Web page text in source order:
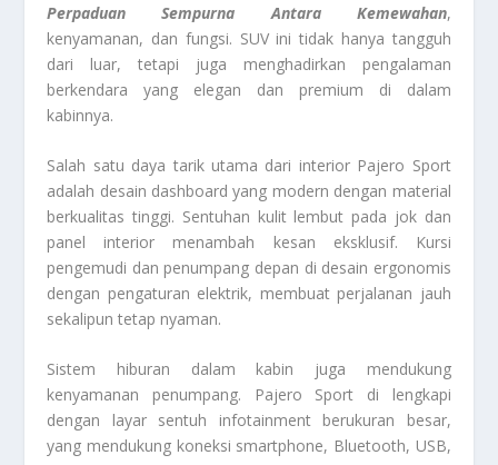
Perpaduan Sempurna Antara Kemewahan,
kenyamanan, dan fungsi. SUV ini tidak hanya tangguh
dari luar, tetapi juga menghadirkan pengalaman
berkendara yang elegan dan premium di dalam
kabinnya.
Salah satu daya tarik utama dari interior Pajero Sport
adalah desain dashboard yang modern dengan material
berkualitas tinggi. Sentuhan kulit lembut pada jok dan
panel interior menambah kesan eksklusif. Kursi
pengemudi dan penumpang depan di desain ergonomis
dengan pengaturan elektrik, membuat perjalanan jauh
sekalipun tetap nyaman.
Sistem hiburan dalam kabin juga mendukung
kenyamanan penumpang. Pajero Sport di lengkapi
dengan layar sentuh infotainment berukuran besar,
yang mendukung koneksi smartphone, Bluetooth, USB,